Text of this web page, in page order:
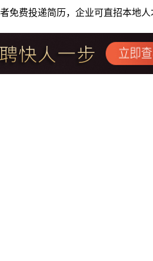
免费投递简历，企业可直招本地